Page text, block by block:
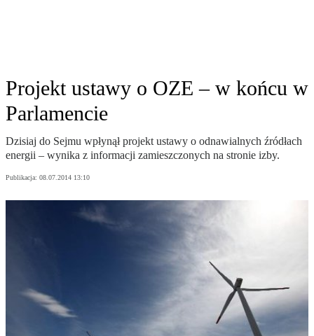
Projekt ustawy o OZE – w końcu w
Parlamencie
Dzisiaj do Sejmu wpłynął projekt ustawy o odnawialnych źródłach
energii – wynika z informacji zamieszczonych na stronie izby.
Publikacja: 08.07.2014 13:10